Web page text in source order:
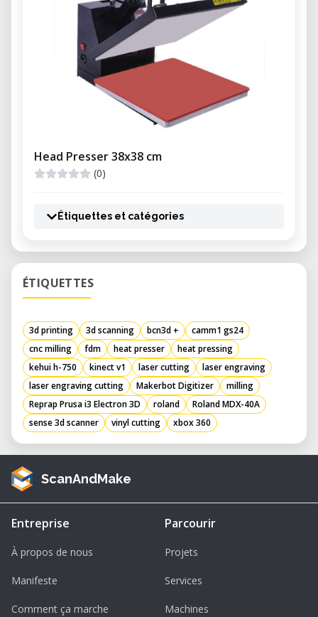
Head Presser 38x38 cm
(0)
Étiquettes et catégories
ÉTIQUETTES
3d printing 3d scanning bcn3d +
camm1 gs24
cnc milling
fdm heat presser
heat pressing
kehui h-750
kinect v1 laser cutting
laser engraving
laser engraving cutting
Makerbot Digitizer
milling
Reprap Prusa i3 Electron 3D
roland
Roland MDX-40A
sense 3d scanner
vinyl cutting xbox 360
ScanAndMake
Entreprise
À propos de nous
Manifeste
Comment ça marche
Parcourir
Projets
Services
Machines